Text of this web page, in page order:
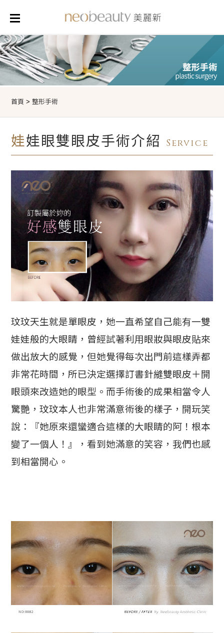
首頁 >整形手術
娃娃眼雙眼皮手術介紹 Service
玟玟天生就是單眼皮，她一直希望自己能有一雙
娃娃般的大眼睛，曾經試著利用眼妝與眼皮貼來
做出放大的感覺，但她覺得每次出門前這樣弄都
非常花時間，所已決定選擇訂書針縫雙眼皮＋開
眼頭來改造她的眼型。而手術後的成果相當令人
驚艷，玟玟本人也非常滿意術後的樣子，開玩笑
說：『她原來還蠻適合這樣的大眼睛的阿！根本
變了一個人！』，看到她滿意的笑容，我們也感
到相當開心。